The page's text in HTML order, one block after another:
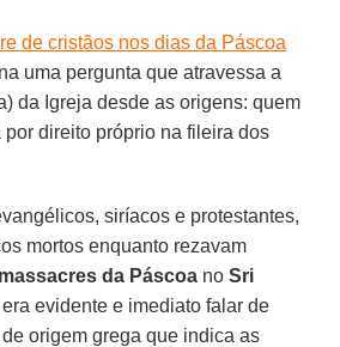
de cristãos nos dias da Páscoa
uma pergunta que atravessa a
da Igreja desde as origens: quem
por direito próprio na fileira dos
siríacos e protestantes,
mortos enquanto rezavam
massacres da Páscoa noSri
evidente e imediato falar de
de origem grega que indica as